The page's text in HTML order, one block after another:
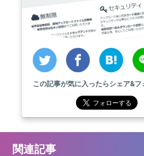
この記事が気に入ったらシェア&フ
関連記事